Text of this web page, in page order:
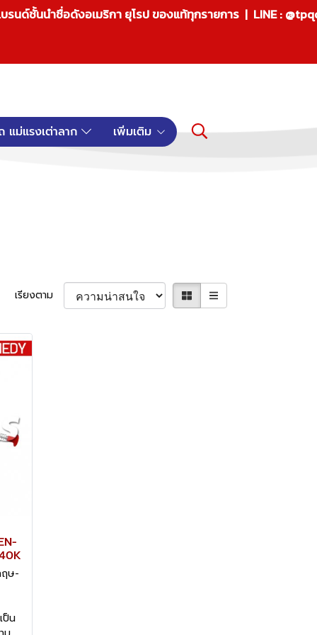
นด์ชั้นนำชื่อดังอเมริกา ยุโรป ของแท้ทุกรายการ | LINE :
แม่แรงเต่าลาก เพิ่มเติม
เรียงตาม
ฤษ-
ป็น